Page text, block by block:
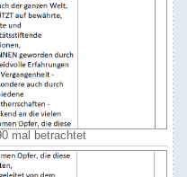
mal betrachtet